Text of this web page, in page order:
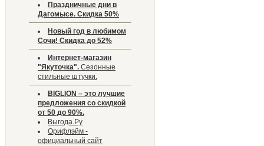
Праздничные дни в
Дагомысе. Скидка 50%
Новый год в любимом
Сочи! Скидка до 52%
Интернет-магазин
"Якуточка". Сезонные
стильные штучки.
BIGLION – это лучшие
предложения со скидкой
от 50 до 90%.
Выгода.Ру
Орифлэйм -
официальный сайт